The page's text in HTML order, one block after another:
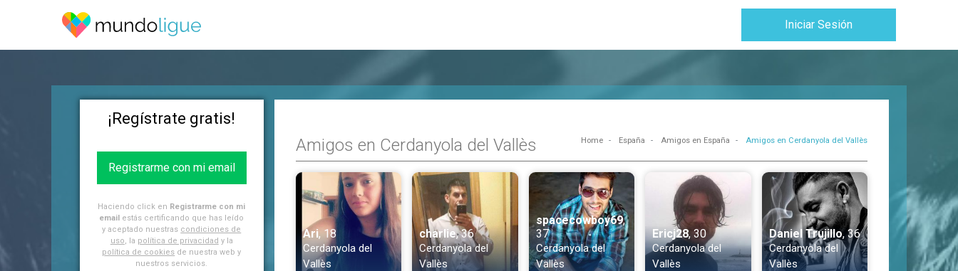
Iniciar Sesión
¡Regístrate gratis!
Registrarme con mi email
Haciendo click en Registrarme con mi
email estás certificando que has leído
y aceptado nuestras condiciones de
uso, la política de privacidad y la
política de cookies de nuestra web y
nuestros servicios.
Amigos en Cerdanyola del Vallès Home España Amigos en España Amigos en Cerdanyola del Vallès
Ari, 18
Cerdanyola del
Vallès
charlie, 36
Cerdanyola del
Vallès
spacecowboy69,
37
Cerdanyola del
Vallès
Ericj28, 30
Cerdanyola del
Vallès
Daniel Trujillo, 36
Cerdanyola del
Vallès